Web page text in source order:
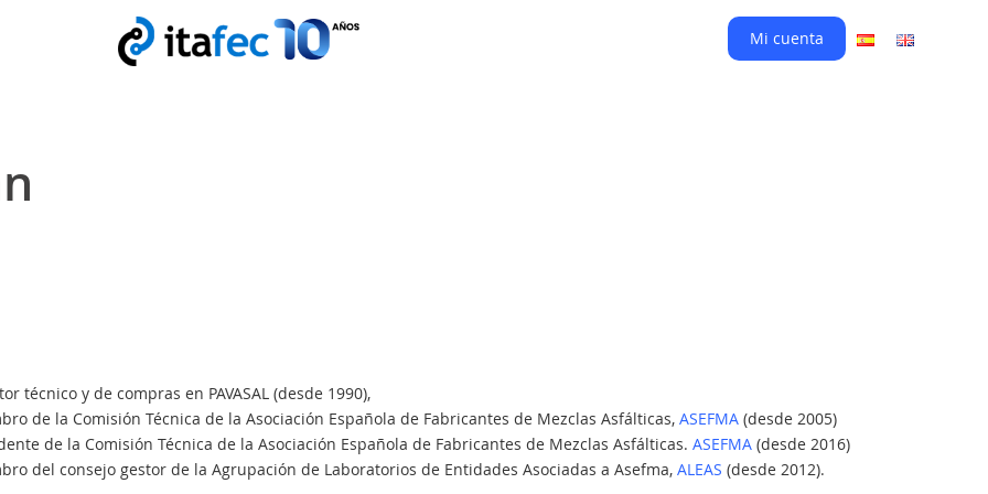
Mi cuenta
técnico y de compras en PAVASAL (desde 1990),
de la Comisión Técnica de la Asociación Española de Fabricantes de Mezclas Asfálticas, ASEFMA (desde 2005)
de la Comisión Técnica de la Asociación Española de Fabricantes de Mezclas Asfálticas. ASEFMA (desde 2016)
del consejo gestor de la Agrupación de Laboratorios de Entidades Asociadas a Asefma, ALEAS (desde 2012).